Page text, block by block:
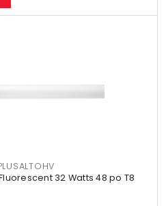
32 Watts 48 po T8